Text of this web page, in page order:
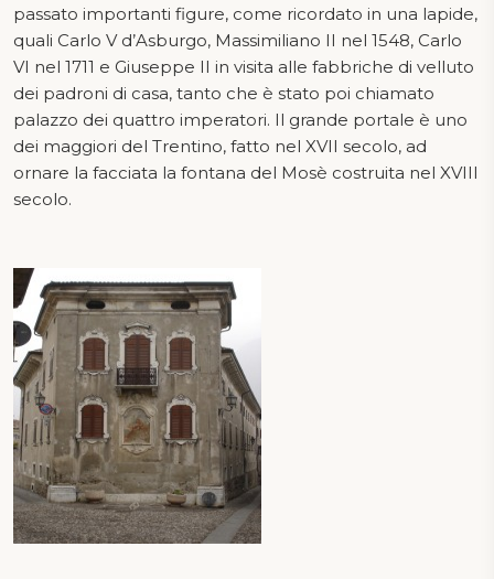
passato importanti figure, come ricordato in una lapide,
quali Carlo V d’Asburgo, Massimiliano II nel 1548, Carlo
VI nel 1711 e Giuseppe II in visita alle fabbriche di velluto
dei padroni di casa, tanto che è stato poi chiamato
palazzo dei quattro imperatori. Il grande portale è uno
dei maggiori del Trentino, fatto nel XVII secolo, ad
ornare la facciata la fontana del Mosè costruita nel XVIII
secolo.